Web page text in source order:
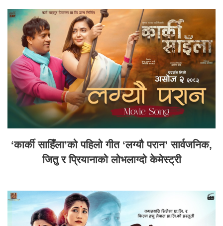
‘कार्की साहिँला’को पहिलो गीत ‘लग्यौ परान’ सार्वजनिक,
जितु र प्रियानाको लोभलाग्दो केमेस्ट्री